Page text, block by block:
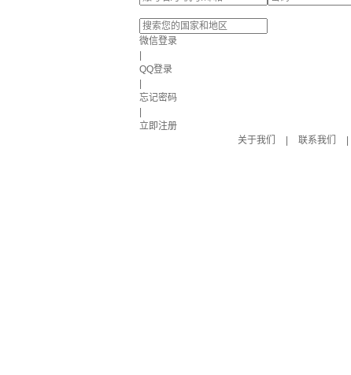
微信登录
QQ登录
忘记密码
立即注册
关于我们
联系我们